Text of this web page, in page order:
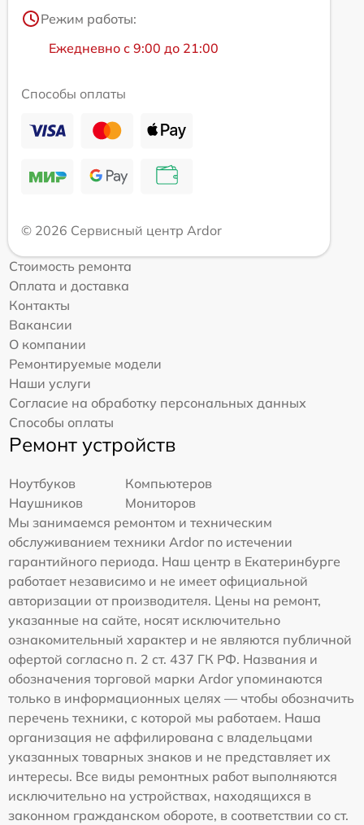
Режим работы:
Ежедневно с 9:00 до 21:00
Способы оплаты
© 2026 Сервисный центр Ardor
Стоимость ремонта
Оплата и доставка
Контакты
Вакансии
О компании
Ремонтируемые модели
Наши услуги
Согласие на обработку персональных данных
Способы оплаты
Ремонт устройств
Ноутбуков
Компьютеров
Наушников
Мониторов
Мы занимаемся ремонтом и техническим
обслуживанием техники Ardor по истечении
гарантийного периода. Наш центр в Екатеринбурге
работает независимо и не имеет официальной
авторизации от производителя. Цены на ремонт,
указанные на сайте, носят исключительно
ознакомительный характер и не являются публичной
офертой согласно п. 2 ст. 437 ГК РФ. Названия и
обозначения торговой марки Ardor упоминаются
только в информационных целях — чтобы обозначить
перечень техники, с которой мы работаем. Наша
организация не аффилирована с владельцами
указанных товарных знаков и не представляет их
интересы. Все виды ремонтных работ выполняются
исключительно на устройствах, находящихся в
законном гражданском обороте, в соответствии со ст.